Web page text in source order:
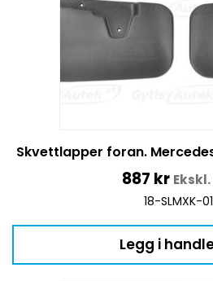
Skvettlapper foran.
887 kr
18-SLMXK-
Legg i